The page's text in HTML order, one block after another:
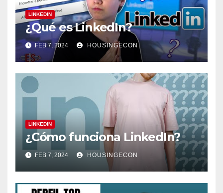
LINKEDIN
¿Qué es LinkedIn?
FEB 7, 2024 HOUSINGECON
LINKEDIN
¿Cómo funciona LinkedIn?
FEB 7, 2024 HOUSINGECON